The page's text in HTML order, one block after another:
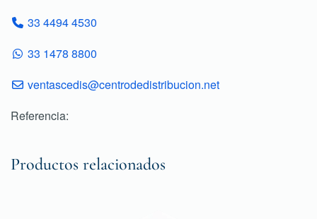
33 4494 4530
33 1478 8800
ventascedis@centrodedistribucion.net
Referencia:
Productos relacionados